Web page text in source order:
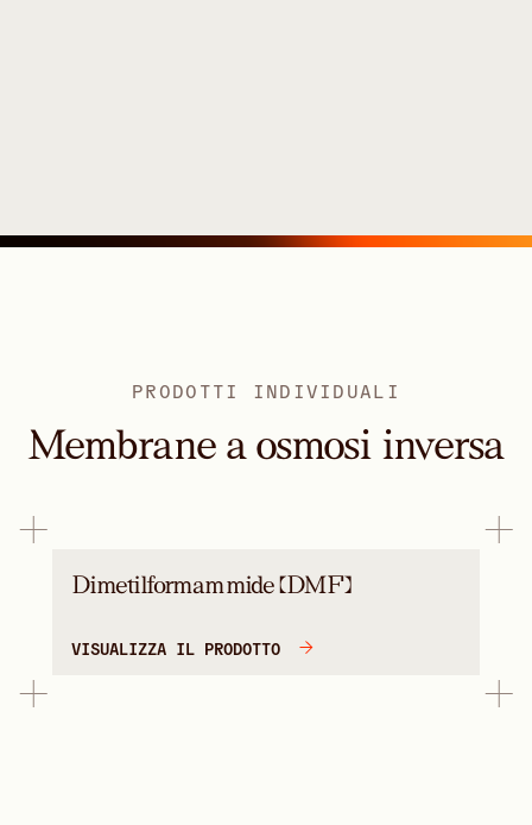
PRODOTTI INDIVIDUALI
Membrane a osmosi inversa
Dimetilformammide (DMF)
VISUALIZZA IL PRODOTTO